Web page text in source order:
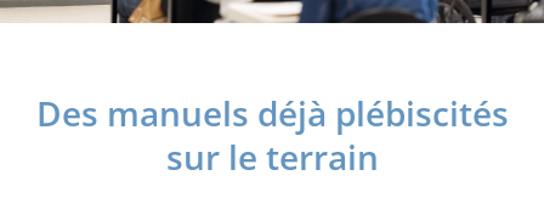
Des manuels déjà plébiscités
sur le terrain